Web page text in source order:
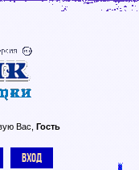
Вас Гость
ВХОД